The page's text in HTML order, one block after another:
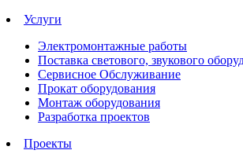
Услуги
Электромонтажные работы
Поставка светового, звукового
Сервисное Обслуживание
Прокат оборудования
Монтаж оборудования
Разработка проектов
Проекты